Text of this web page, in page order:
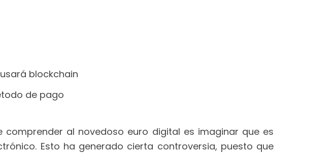
blockchain
de pago
al novedoso euro digital es imaginar que es
Esto ha generado cierta controversia, puesto que